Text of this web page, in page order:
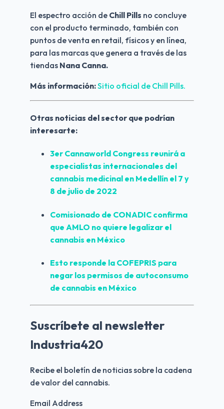
El espectro acción de Chill Pills no concluye
con el producto terminado, también con
puntos de venta en retail, físicos y en línea,
para las marcas que genera a través de las
tiendas Nana Canna.
Más información: Sitio oficial de Chill Pills.
Otras noticias del sector que podrían
interesarte:
3er Cannaworld Congress reunirá a
especialistas internacionales del
cannabis medicinal en Medellín el 7 y
8 de julio de 2022
Comisionado de CONADIC confirma
que AMLO no quiere legalizar el
cannabis en México
Esto responde la COFEPRIS para
negar los permisos de autoconsumo
de cannabis en México
Suscríbete al newsletter
Industria420
Recibe el boletín de noticias sobre la cadena
de valor del cannabis.
Email Address